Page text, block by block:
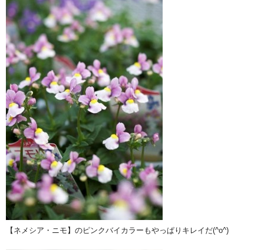
【ネメシア・ニモ】のピンクバイカラーもやっぱりキレイだ(^o^)